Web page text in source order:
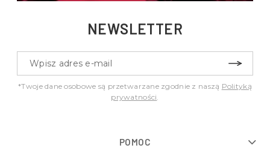
NEWSLETTER
*Twoje dane osobowe są przetwarzane zgodnie z naszą Polityką
prywatności
POMOC